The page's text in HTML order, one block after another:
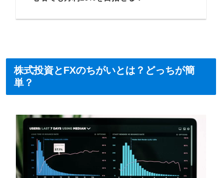
株式投資とFXのちがいとは？どっちが簡
単？